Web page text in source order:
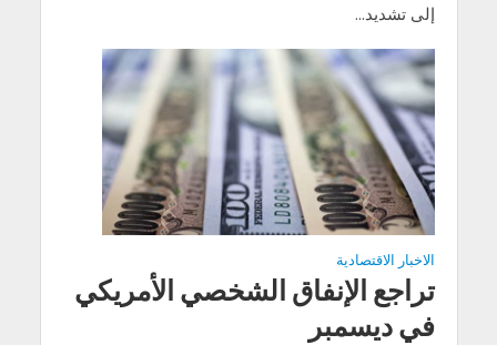
إلى تشديد...
الاخبار الاقتصادية
تراجع الإنفاق الشخصي الأمريكي
في ديسمبر